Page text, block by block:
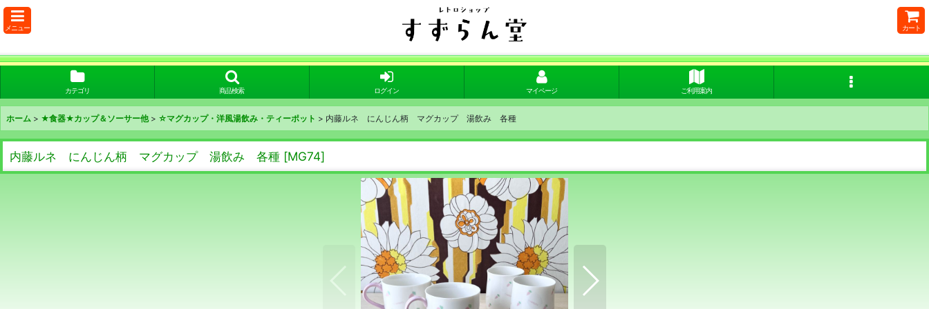
メニュー カート
カテゴリ 商品検索 ログイン マイページ ご利用案内
ホーム > ★食器★カップ＆ソーサー他 > ☆マグカップ・洋風湯飲み・ティーポット > 内藤ルネ にんじん柄 マグカップ 湯飲み 各種
内藤ルネ にんじん柄 マグカップ 湯飲み 各種 [MG74]